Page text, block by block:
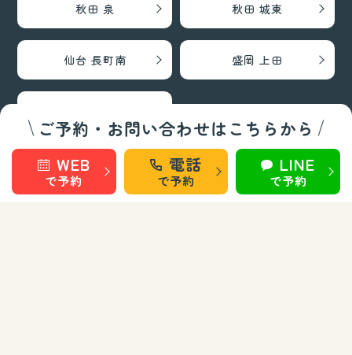
ご予約・お問い合わせはこちらから
WEB
で予約
電話
で予約
LINE
で予約
秋田 泉 秋田 城東
仙台 長町南 盛岡 上田
巻き爪矯正・フットケア部門